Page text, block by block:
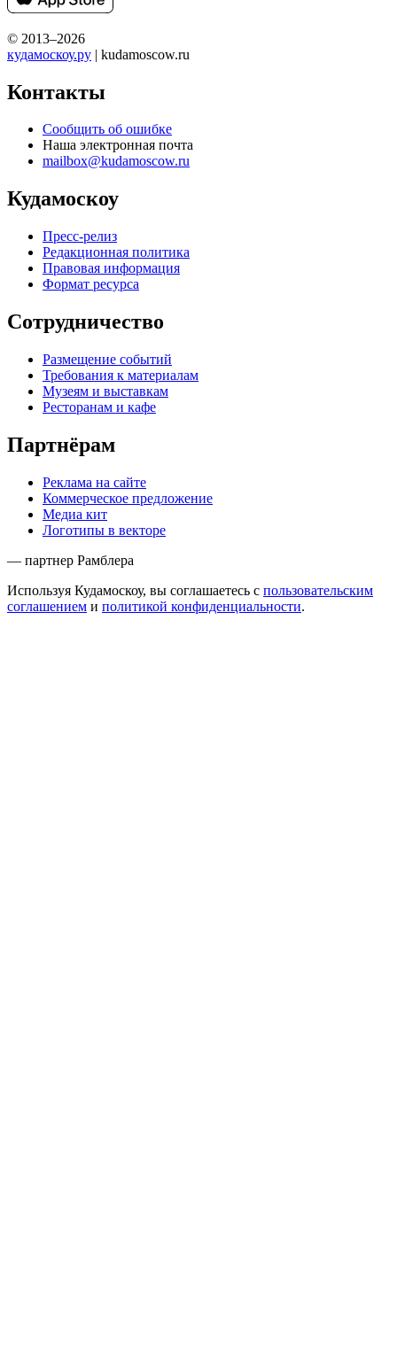
© 2013–2026
кудамоскоу.ру | kudamoscow.ru
Контакты
Сообщить об ошибке
Наша электронная почта
mailbox@kudamoscow.ru
Кудамоскоу
Пресс-релиз
Редакционная политика
Правовая информация
Формат ресурса
Сотрудничество
Размещение событий
Требования к материалам
Музеям и выставкам
Ресторанам и кафе
Партнёрам
Реклама на сайте
Коммерческое предложение
Медиа кит
Логотипы в векторе
— партнер Рамблера
Используя Кудамоскоу, вы соглашаетесь с пользовательским
соглашением и политикой конфиденциальности.